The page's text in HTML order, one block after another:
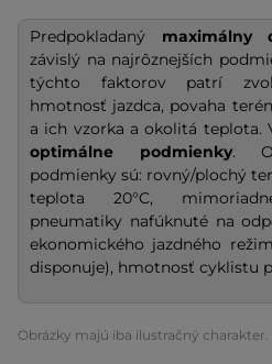
Predpokladaný maximálny
závislý na najrôznejších
týchto faktorov patrí
hmotnosť jazdca, povaha
a ich vzorka a okolitá teplota.
optimálne podmienky.
podmienky sú: rovný/plochý
teplota 20°C,
pneumatiky nafúknuté na
ekonomického jazdného
disponuje), hmotnosť cyklistu
Obrázky majú iba ilustračný charakter.